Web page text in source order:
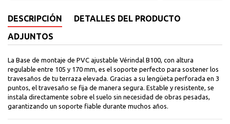
DESCRIPCIÓN
DETALLES DEL PRODUCTO
ADJUNTOS
La Base de montaje de PVC ajustable Vérindal B100, con altura
regulable entre 105 y 170 mm, es el soporte perfecto para sostener los
travesaños de tu terraza elevada. Gracias a su lengüeta perforada en 3
puntos, el travesaño se fija de manera segura. Estable y resistente, se
instala directamente sobre el suelo sin necesidad de obras pesadas,
garantizando un soporte fiable durante muchos años.